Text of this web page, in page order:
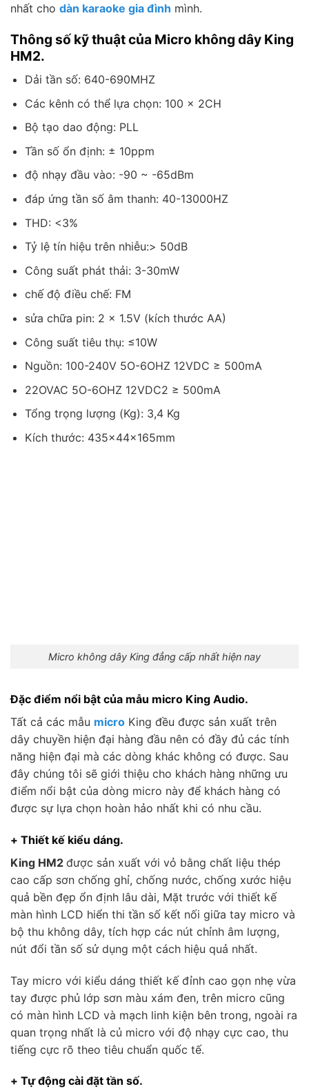
nhất cho dàn karaoke gia đình mình.
Thông số kỹ thuật của Micro không dây King
HM2.
Dải tần số: 640-690MHZ
Các kênh có thể lựa chọn: 100 × 2CH
Bộ tạo dao động: PLL
Tần số ổn định: ± 10ppm
độ nhạy đầu vào: -90 ~ -65dBm
đáp ứng tần số âm thanh: 40-13000HZ
THD: <3%
Tỷ lệ tín hiệu trên nhiễu:> 50dB
Công suất phát thải: 3-30mW
chế độ điều chế: FM
sửa chữa pin: 2 x 1.5V (kích thước AA)
Công suất tiêu thụ: ≤10W
Nguồn: 100-240V 5O-6OHZ 12VDC ≥ 500mA
22OVAC 5O-6OHZ 12VDC2 ≥ 500mA
Tổng trọng lượng (Kg): 3,4 Kg
Kích thước: 435x44x165mm
Micro không dây King đẳng cấp nhất hiện nay
Đặc điểm nổi bật của mẫu micro King Audio.
Tất cả các mẫu micro King đều được sản xuất trên
dây chuyền hiện đại hàng đầu nên có đầy đủ các tính
năng hiện đại mà các dòng khác không có được. Sau
đây chúng tôi sẽ giới thiệu cho khách hàng những ưu
điểm nổi bật của dòng micro này để khách hàng có
được sự lựa chọn hoàn hảo nhất khi có nhu cầu.
+ Thiết kế kiểu dáng.
King HM2 được sản xuất với vỏ bằng chất liệu thép
cao cấp sơn chống ghỉ, chống nước, chống xước hiệu
quả bền đẹp ổn định lâu dài, Mặt trước với thiết kế
màn hình LCD hiển thi tần số kết nối giữa tay micro và
bộ thu không dây, tích hợp các nút chỉnh âm lượng,
nút đổi tần số sử dụng một cách hiệu quả nhất.
Tay micro với kiểu dáng thiết kế đỉnh cao gọn nhẹ vừa
tay được phủ lớp sơn màu xám đen, trên micro cũng
có màn hình LCD và mạch linh kiện bên trong, ngoài ra
quan trọng nhất là củ micro với độ nhạy cực cao, thu
tiếng cực rõ theo tiêu chuẩn quốc tế.
+ Tự động cài đặt tần số.